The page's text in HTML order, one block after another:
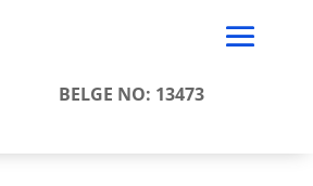
BELGE NO: 13473